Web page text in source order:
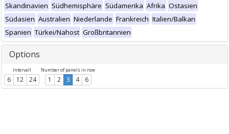
Skandinavien Südhemisphäre Südamerika Afrika Ostasien
Südasien Australien Niederlande Frankreich Italien/Balkan
Spanien Türkei/Nahost Großbritannien
Options
Intervall
6 12 24
Number of panels in row
1 2 3 4 6